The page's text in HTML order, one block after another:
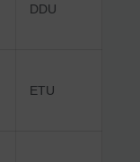
DDU
ETU